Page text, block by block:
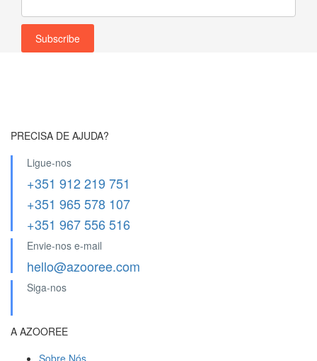
PRECISA DE AJUDA?
Ligue-nos
+351 912 219 751
+351 965 578 107
+351 967 556 516
Envie-nos e-mail
hello@azooree.com
Siga-nos
A AZOOREE
Sobre Nós